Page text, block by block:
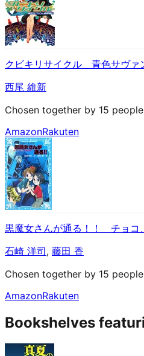
クビキリサイクル 青色サヴァ
西尾 維新
Chosen together by 15 people
AmazonRakuten
黒魔女さんが通る！！ チョコ
石崎 洋司, 藤田 香
Chosen together by 15 people
AmazonRakuten
Bookshelves